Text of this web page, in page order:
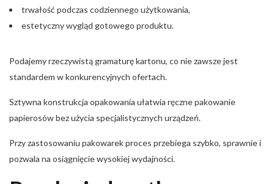
trwałość podczas codziennego użytkowania,
estetyczny wygląd gotowego produktu.
Podajemy rzeczywistą gramaturę kartonu, co nie zawsze jest
standardem w konkurencyjnych ofertach.
Sztywna konstrukcja opakowania ułatwia ręczne pakowanie
papierosów bez użycia specjalistycznych urządzeń.
Przy zastosowaniu pakowarek proces przebiega szybko, sprawnie i
pozwala na osiągnięcie wysokiej wydajności.